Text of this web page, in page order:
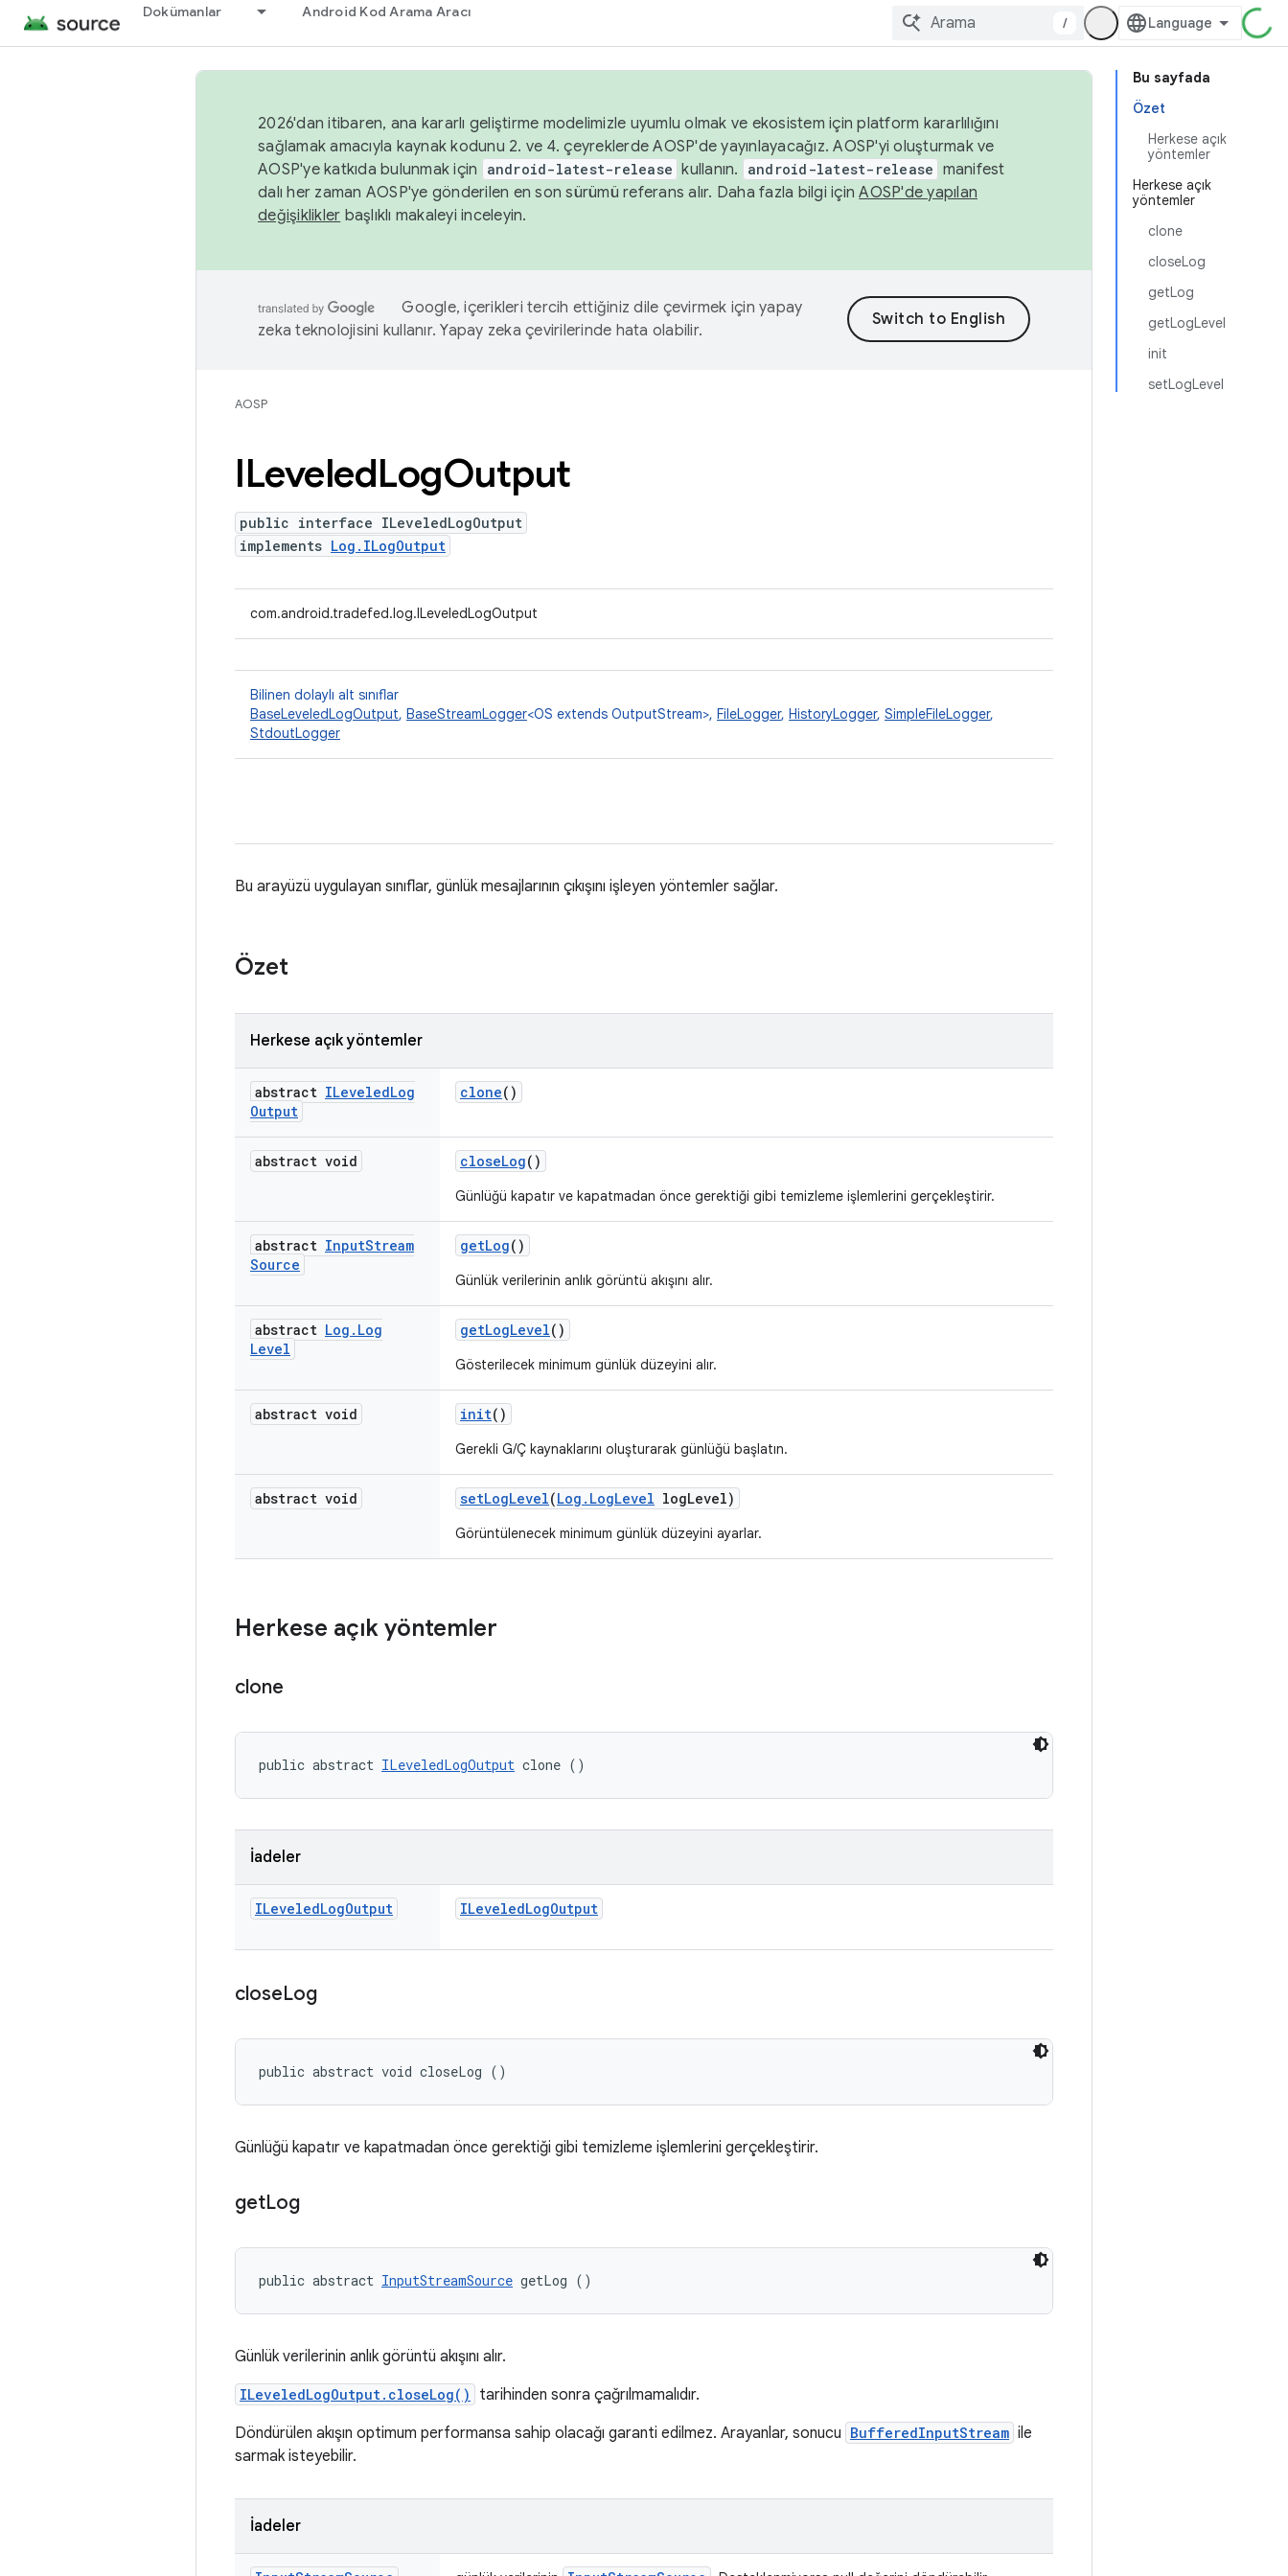
Dokümanlar Android Kod Arama Aracı
/
Bu sayfada
Özet
Herkese açık
yöntemler
Herkese açık
yöntemler
clone
closeLog
getLog
getLogLevel
init
setLogLevel
2026'dan itibaren, ana kararlı geliştirme modelimizle uyumlu olmak ve ekosistem için platform kararlılığını
sağlamak amacıyla kaynak kodunu 2. ve 4. çeyreklerde AOSP'de yayınlayacağız. AOSP'yi oluşturmak ve
AOSP'ye katkıda bulunmak için
android-latest-release kullanın. android-latest-release manifest
dalı her zaman AOSP'ye gönderilen en son sürümü referans alır. Daha fazla bilgi içinAOSP'de yapılan
değişiklikler başlıklı makaleyi inceleyin.
Google, içerikleri tercih ettiğiniz dile çevirmek için yapay
zeka teknolojisini kullanır. Yapay zeka çevirilerinde hata olabilir.
AOSP
ILeveledLogOutput
public interface ILeveledLogOutput
implements Log.ILogOutput
com.android.tradefed.log.ILeveledLogOutput
Bilinen dolaylı alt sınıflar
BaseLeveledLogOutput, BaseStreamLogger<OS extends OutputStream>, FileLogger, HistoryLogger, SimpleFileLogger,
StdoutLogger
Bu arayüzü uygulayan sınıflar, günlük mesajlarının çıkışını işleyen yöntemler sağlar.
Özet
Herkese açık yöntemler
abstract ILeveledLog
Output
clone()
abstract void closeLog()
Günlüğü kapatır ve kapatmadan önce gerektiği gibi temizleme işlemlerini gerçekleştirir.
abstract InputStream
Source
getLog()
Günlük verilerinin anlık görüntü akışını alır.
abstract Log . Log
Level
getLogLevel()
Gösterilecek minimum günlük düzeyini alır.
abstract void init()
Gerekli G/Ç kaynaklarını oluşturarak günlüğü başlatın.
abstract void setLogLevel(Log . LogLevel logLevel)
Görüntülenecek minimum günlük düzeyini ayarlar.
Herkese açık yöntemler
clone
public abstract ILeveledLogOutput clone ()
İadeler
ILeveledLogOutput ILeveledLogOutput
closeLog
public abstract void closeLog ()
Günlüğü kapatır ve kapatmadan önce gerektiği gibi temizleme işlemlerini gerçekleştirir.
getLog
public abstract InputStreamSource getLog ()
Günlük verilerinin anlık görüntü akışını alır.
ILeveledLogOutput.closeLog()
tarihinden sonra çağrılmamalıdır.
Döndürülen akışın optimum performansa sahip olacağı garanti edilmez. Arayanlar, sonucu BufferedInputStream ile
sarmak isteyebilir.
İadeler